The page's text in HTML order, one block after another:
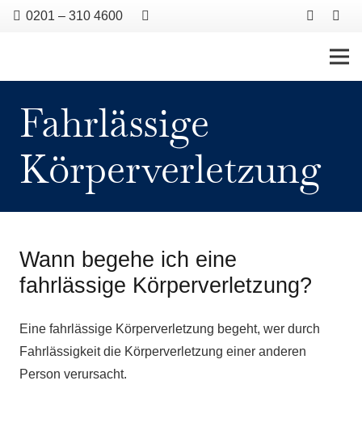
0201 – 310 4600
Fahrlässige
Körperverletzung
Wann begehe ich eine
fahrlässige Körperverletzung?
Eine fahrlässige Körperverletzung begeht, wer durch
Fahrlässigkeit die Körperverletzung einer anderen
Person verursacht.